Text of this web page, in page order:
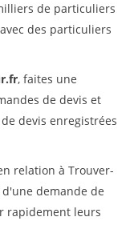
de particuliers
des particuliers
, faites une
de devis et
devis enregistrées
relation à Trouver-
demande de
rapidement leurs